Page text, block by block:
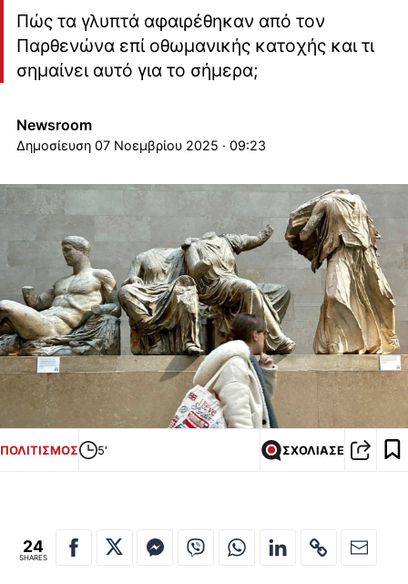
Πώς τα γλυπτά αφαιρέθηκαν από τον
Παρθενώνα επί οθωμανικής κατοχής και τι
σημαίνει αυτό για το σήμερα;
Newsroom
07 Νοεμβρίου 2025 · 09:23
ΠΟΛΙΤΙΣΜΟΣ 5' ΣΧΟΛΙΑΣΕ
24
SHARES